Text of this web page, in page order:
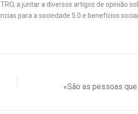
a juntar a diversos artigos de opinião
para a sociedade 5.0 e benefícios